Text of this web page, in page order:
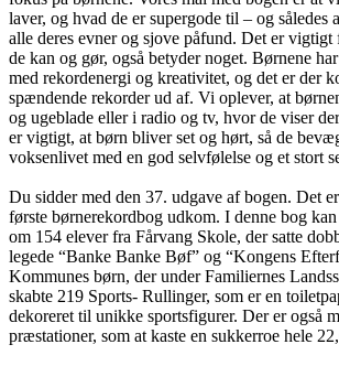
laver, og hvad de er supergode til – og således
alle deres evner og sjove påfund. Det er vigtigt
de kan og gør, også betyder noget. Børnene
med rekordenergi og kreativitet, og det er der
spændende rekorder ud af. Vi oplever, at
og ugeblade eller i radio og tv, hvor de viser
er vigtigt, at børn bliver set og hørt, så de
voksenlivet med en god selvfølelse og et stort
Du sidder med den 37. udgave af bogen. Det
første børnerekordbog udkom. I denne bog
om 154 elever fra Fårvang Skole, der satte
legede “Banke Banke Bøf” og “Kongens
Kommunes børn, der under Familiernes
skabte 219 Sports- Rullinger, som er en
dekoreret til unikke sportsfigurer. Der er også
præstationer, som at kaste en sukkerroe hele